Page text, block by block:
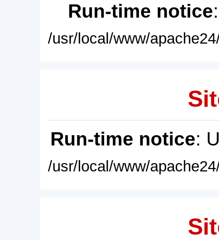
Run-time notice
/usr/local/www/
Run-time notice:
/usr/local/www/